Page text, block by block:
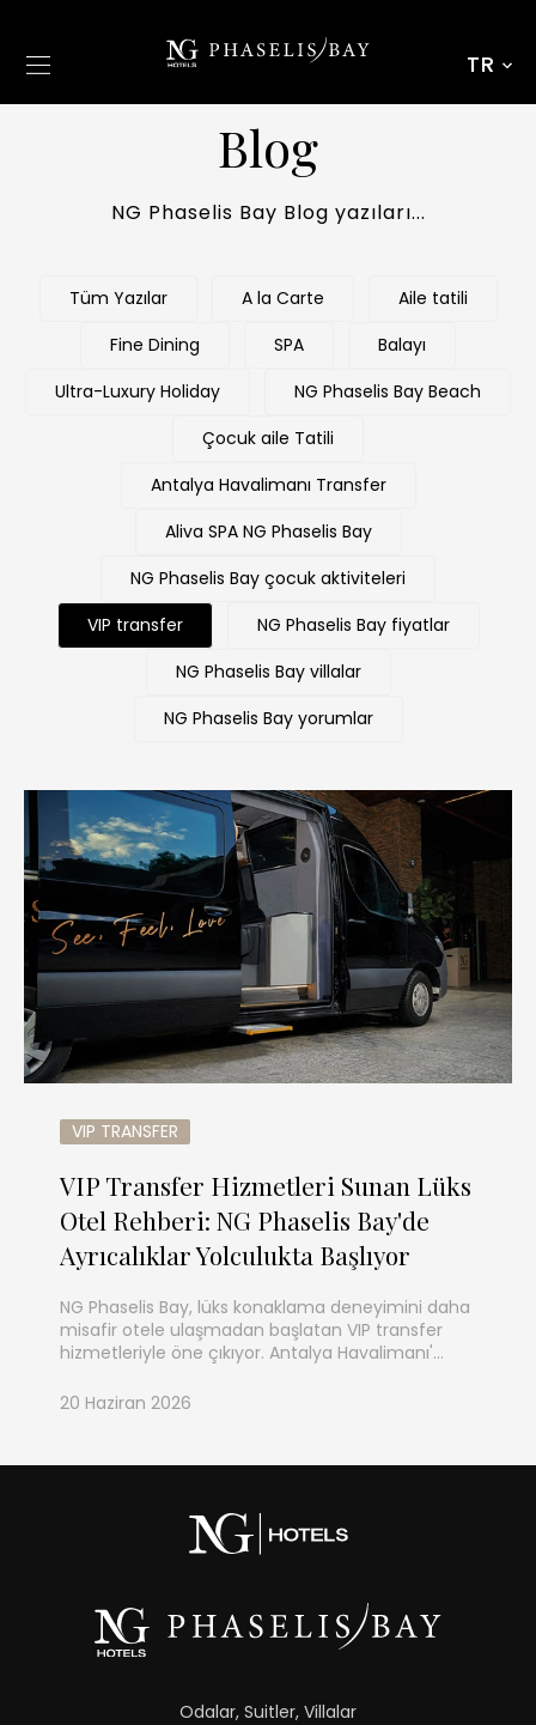
TR
Blog
NG Phaselis Bay Blog yazıları...
Tüm Yazılar A la Carte
Aile tatili
Fine Dining
SPA
Balayı
Ultra-Luxury Holiday
NG Phaselis Bay Beach
Çocuk aile Tatili
Antalya Havalimanı Transfer
Aliva SPA NG Phaselis Bay
NG Phaselis Bay çocuk aktiviteleri
VIP transfer
NG Phaselis Bay fiyatlar
NG Phaselis Bay villalar
NG Phaselis Bay yorumlar
VIP TRANSFER
VIP Transfer Hizmetleri Sunan Lüks
Otel Rehberi: NG Phaselis Bay'de
Ayrıcalıklar Yolculukta Başlıyor
NG Phaselis Bay, lüks konaklama deneyimini daha
misafir otele ulaşmadan başlatan VIP transfer
hizmetleriyle öne çıkıyor. Antalya Havalimanı'…
20 Haziran 2026
Odalar, Suitler, Villalar